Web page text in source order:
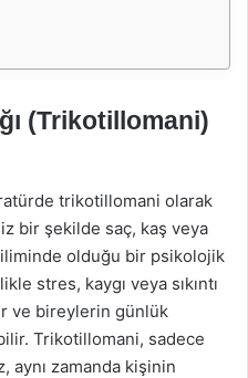
(Trikotillomani)
trikotillomani olarak
bir şekilde saç, kaş veya
olduğu bir psikolojik
stres, kaygı veya sıkıntı
ve bireylerin günlük
Trikotillomani, sadece
aynı zamanda kişinin